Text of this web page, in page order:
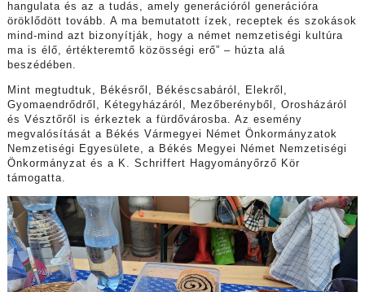
hangulata és az a tudás, amely generációról generációra
öröklődött tovább. A ma bemutatott ízek, receptek és szokások
mind-mind azt bizonyítják, hogy a német nemzetiségi kultúra
ma is élő, értékteremtő közösségi erő” – húzta alá
beszédében.
Mint megtudtuk, Békésről, Békéscsabáról, Elekről,
Gyomaendrődről, Kétegyházáról, Mezőberényből, Orosházáról
és Vésztőről is érkeztek a fürdővárosba. Az esemény
megvalósítását a Békés Vármegyei Német Önkormányzatok
Nemzetiségi Egyesülete, a Békés Megyei Német Nemzetiségi
Önkormányzat és a K. Schriffert Hagyományőrző Kör
támogatta.